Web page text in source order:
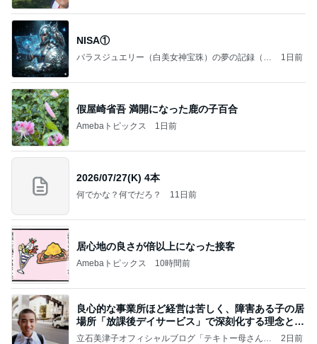
NISA①
パラスジュエリー（白美女神宝珠）の夢の記録（続
1日前
假屋崎省吾 満開になった鹿の子百合
Amebaトピックス 1日前
2026/07/27(K) 4本
何でかな？何でだろ？ 11日前
居心地の良さが倍以上になった接客
Amebaトピックス 10時間前
良心的な事業所ほど経営は苦しく、障害ある子の居
場所「放課後デイサービス」で深刻化する理念と現
実の
立石美津子オフィシャルブログ「テキトー母さんの
2日前